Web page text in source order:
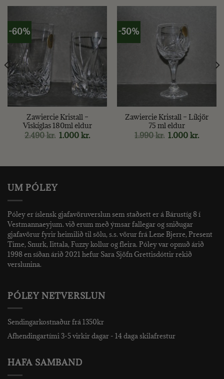
-60%
Zawiercie Kristall –
Viskíglas 180ml eldur
2.490kr. Original
price
1.000kr.
price
-50%
Zawiercie Kristall – Líkjör
75 ml eldur
1.990kr. Original
price
1.000kr.
price
UM PÓLEY
Póley er íslensk gjafavöruverslun sem staðsett er á Bárustíg 8 í
Vestmannaeyjum. við erum með ýmsar fallegar og sniðugar
gjafavörur fyrir heimilið til sölu, s.s. vörur frá Lene Bjerre, Present
Time, Snurk, Iittala, Fuzzy kollur og fleira. Póley var opnuð árið
1998 en síðan árið 2021 hefur Sara Sjöfn Grettisdóttir rekið
verslunina.
PÓLEY NETVERSLUN
Sendingarkostnaður frá 1350kr
Afhendingartími 3-5 virkir dagar - 14 daga skilafrestur
HAFA SAMBAND